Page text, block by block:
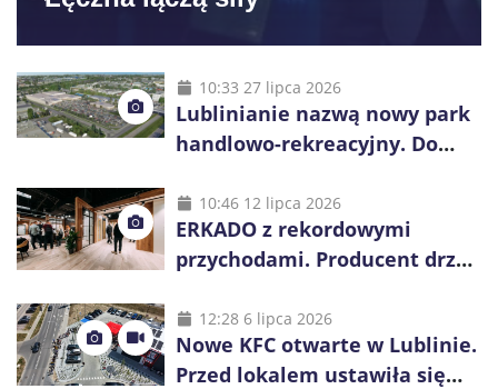
10:33 27 lipca 2026
Lublinianie nazwą nowy park
handlowo-rekreacyjny. Do
10:46 12 lipca 2026
ERKADO z rekordowymi
przychodami. Producent drzwi
inwestycje
12:28 6 lipca 2026
Nowe KFC otwarte w Lublinie.
Przed lokalem ustawiła się